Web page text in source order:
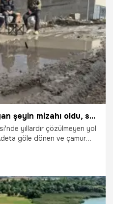
Eskişehir'de izahı olmayan şeyin mizahı oldu, sürekli göle dönen sokakta balık tutmaya başladılar
yıllardır çözülmeyen yol
göle dönen ve çamur